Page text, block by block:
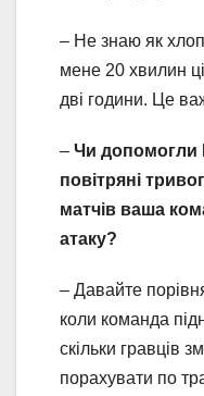
– Не знаю як
мене 20 хвилин
дві години. Це
– Чи допомогли
повітряні
матчів ваша
атаку?
– Давайте
коли команда
скільки гравців
порахувати по